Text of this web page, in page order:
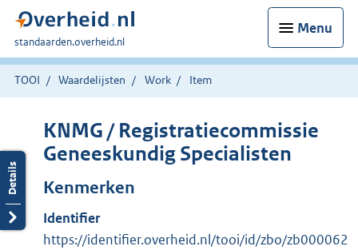
Menu
U
bent
hier:
standaarden.overheid.nl
TOOI Waardelijsten Work Item
KNMG / Registratiecommissie
Geneeskundig Specialisten
Kenmerken
Identifier
https://identifier.overheid.nl/tooi/id/zbo/zb000062